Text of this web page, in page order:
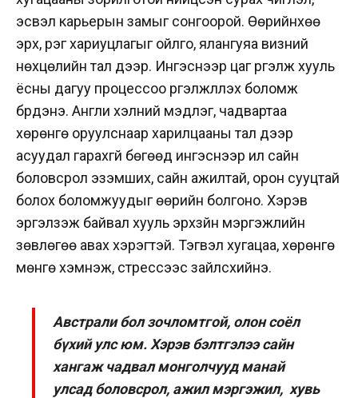
эсвэл карьерын замыг сонгоорой. Өөрийнхөө
эрх, үүрэг хариуцлагыг ойлго, ялангуяа визний
нөхцөлийн тал дээр. Ингэснээр цаг үргэлж хууль
ёсны дагуу процессоо үргэлжлүүлэх боломж
бүрдэнэ. Англи хэлний мэдлэг, чадвартаа
хөрөнгө оруулснаар харилцааны тал дээр
асуудал гарахгүй бөгөөд ингэснээр илүү сайн
боловсрол эзэмших, сайн ажилтай, орон сууцтай
болох боломжуудыг өөрийн болгоно. Хэрэв
эргэлзэж байвал хууль эрхзүйн мэргэжлийн
зөвлөгөө авах хэрэгтэй. Тэгвэл хугацаа, хөрөнгө
мөнгө хэмнэж, стрессээс зайлсхийнэ.
Австрали бол зочломтгой, олон соёл
бүхий улс юм. Хэрэв бэлтгэлээ сайн
хангаж чадвал монголчууд манай
улсад боловсрол, ажил мэргэжил, хувь